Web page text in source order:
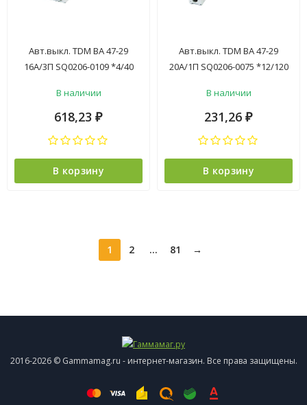
Авт.выкл. TDM ВА 47-29
16А/3П SQ0206-0109 *4/40
В наличии
618,23 ₽
В корзину
Авт.выкл. TDM ВА 47-29
20А/1П SQ0206-0075 *12/120
В наличии
231,26 ₽
В корзину
1 2 ... 81 →
2016-2026 © Gammamag.ru - интернет-магазин. Все права защищены.